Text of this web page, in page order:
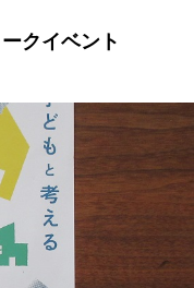
クイベント